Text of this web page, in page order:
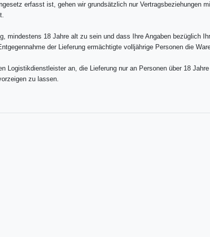
erfasst ist, gehen wir grundsätzlich nur Vertragsbeziehungen
mindestens 18 Jahre alt zu sein und dass Ihre Angaben bezüglich
der Lieferung ermächtigte volljährige Personen die
Logistikdienstleister an, die Lieferung nur an Personen über 18
zu lassen.